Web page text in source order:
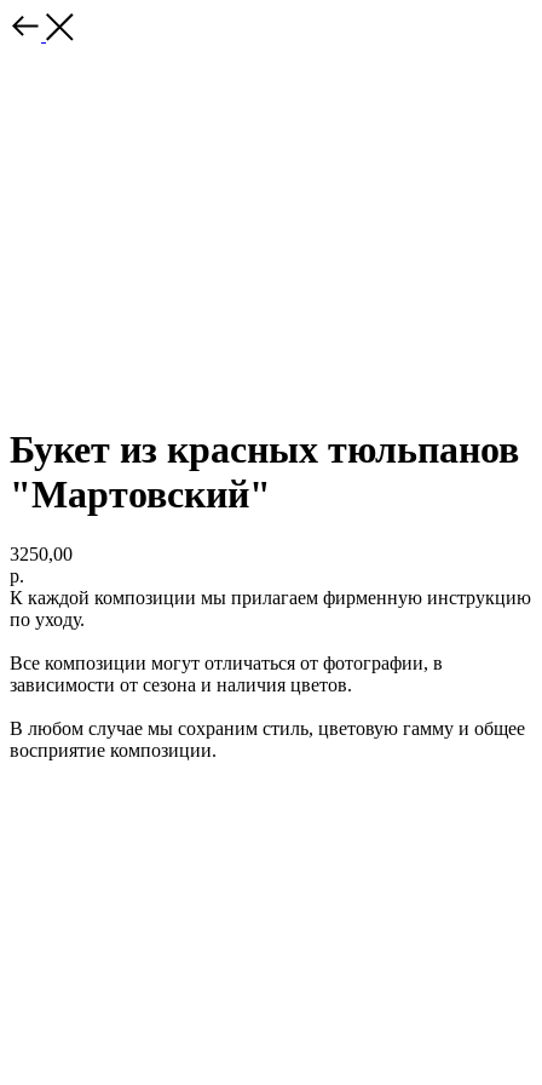
Букет из красных тюльпанов
"Мартовский"
3250,00
р.
К каждой композиции мы прилагаем фирменную инструкцию
по уходу.
Все композиции могут отличаться от фотографии, в
зависимости от сезона и наличия цветов.
В любом случае мы сохраним стиль, цветовую гамму и общее
восприятие композиции.